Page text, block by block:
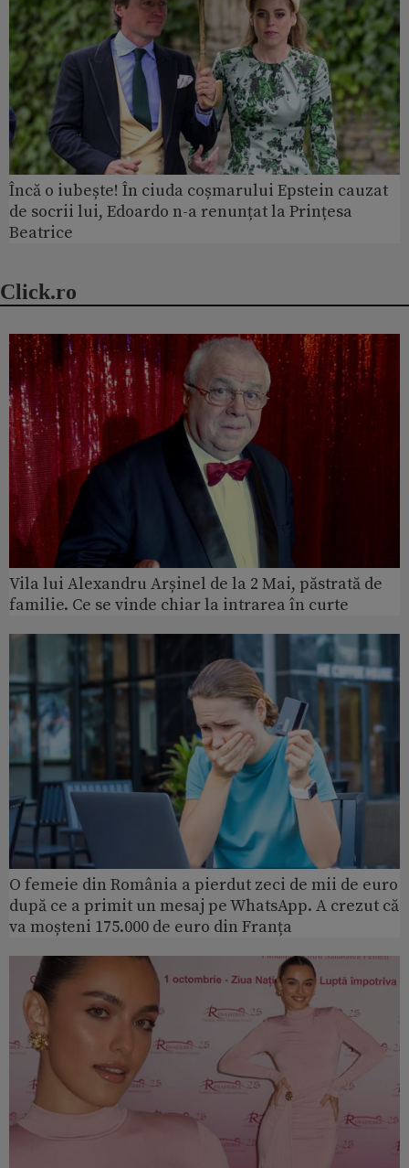
Încă o iubește! În ciuda coșmarului Epstein cauzat
de socrii lui, Edoardo n-a renunțat la Prințesa
Beatrice
Click.ro
Vila lui Alexandru Arșinel de la 2 Mai, păstrată de
familie. Ce se vinde chiar la intrarea în curte
O femeie din România a pierdut zeci de mii de euro
după ce a primit un mesaj pe WhatsApp. A crezut că
va moșteni 175.000 de euro din Franța